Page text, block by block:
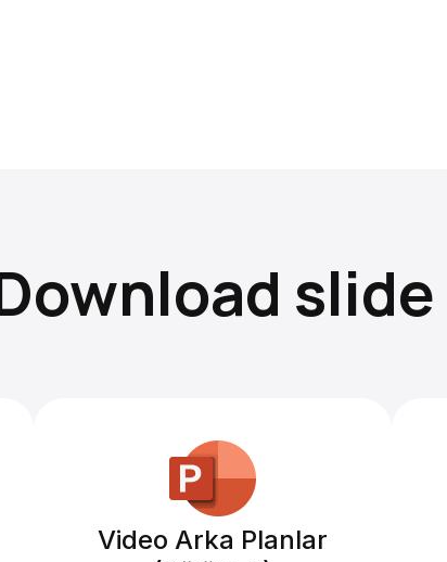
slide
Video Arka Planlar